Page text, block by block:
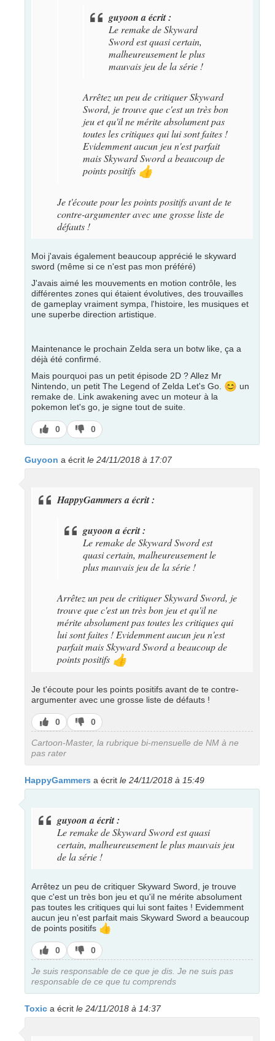
guyoon a écrit :
Le remake de Skyward
Sword est quasi certain,
malheureusement le plus
mauvais jeu de la série !
Arrêtez un peu de critiquer Skyward
Sword, je trouve que c'est un très bon
jeu et qu'il ne mérite absolument pas
toutes les critiques qui lui sont faites !
Evidemment aucun jeu n'est parfait
mais Skyward Sword a beaucoup de
points positifs 👍
Je t'écoute pour les points positifs avant de te
contre-argumenter avec une grosse liste de
défauts !
Moi j'avais également beaucoup apprécié le skyward
sword (même si ce n'est pas mon préféré)
J'avais aimé les mouvements en motion contrôle, les
différentes zones qui étaient évolutives, des trouvailles
de gameplay vraiment sympa, l'histoire, les musiques et
une superbe direction artistique.
Maintenance le prochain Zelda sera un botw like, ça a
déjà été confirmé.
Mais pourquoi pas un petit épisode 2D ? Allez Mr
Nintendo, un petit The Legend of Zelda Let's Go. 😊 un
remake de. Link awakening avec un moteur à la
pokemon let's go, je signe tout de suite.
J’aime
0
J’aime
pas
0
Guyoon a écrit le 24/11/2018 à 17:07
HappyGammers a écrit :
guyoon a écrit :
Le remake de Skyward Sword est
quasi certain, malheureusement le
plus mauvais jeu de la série !
Arrêtez un peu de critiquer Skyward Sword, je
trouve que c'est un très bon jeu et qu'il ne
mérite absolument pas toutes les critiques qui
lui sont faites ! Evidemment aucun jeu n'est
parfait mais Skyward Sword a beaucoup de
points positifs 👍
Je t'écoute pour les points positifs avant de te contre-
argumenter avec une grosse liste de défauts !
J’aime
0
J’aime
pas
0
Cartoon-Master, la rubrique bi-mensuelle de NM à ne
pas rater
HappyGammers a écrit le 24/11/2018 à 15:49
guyoon a écrit :
Le remake de Skyward Sword est quasi
certain, malheureusement le plus mauvais jeu
de la série !
Arrêtez un peu de critiquer Skyward Sword, je trouve
que c'est un très bon jeu et qu'il ne mérite absolument
pas toutes les critiques qui lui sont faites ! Evidemment
aucun jeu n'est parfait mais Skyward Sword a beaucoup
de points positifs 👍
J’aime
0
J’aime
pas
0
Je suis responsable de ce que je dis. Je ne suis pas
responsable de ce que tu comprends
Toxic a écrit le 24/11/2018 à 14:37